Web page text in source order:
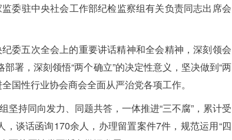
委驻中央社会工作部纪检监察组有关负责同志出席会
委五次全会上的重要讲话精神和全会精神，深刻领会
署，深刻领悟“两个确立”的决定性意义，坚决做到“两
国性行业协会商会全面从严治党各项工作。
持同向发力、同题共答，一体推进“三不腐”，累计受
谈话函询170余人，办理留置案件7件，规范运用“四